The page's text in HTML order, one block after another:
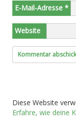
E-Mail-Adresse *
Website
Diese Website
Erfahre, wie deine